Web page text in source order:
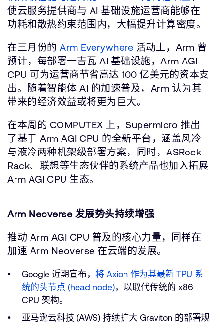
使云服务提供商与 AI 基础设施运营商能够在
功耗和散热约束范围内，大幅提升计算密度。
在三月份的 Arm Everywhere 活动上，Arm 曾
预计，每部署一吉瓦 AI 基础设施，Arm AGI
CPU 可为运营商节省高达 100 亿美元的资本支
出。随着智能体 AI 的加速普及，Arm 认为其
带来的经济效益或将更为巨大。
在本周的 COMPUTEX 上，Supermicro 推出
了基于 Arm AGI CPU 的全新平台，涵盖风冷
与液冷两种机架级部署方案，同时，ASRock
Rack、联想等生态伙伴的系统产品也加入拓展
Arm AGI CPU 生态。
Arm Neoverse 发展势头持续增强
推动 Arm AGI CPU 普及的核心力量，同样在
加速 Arm Neoverse 在云端的发展。
Google 近期宣布， 将 Axion 作为其最新 TPU 系
统的头节点 (head node)，以取代传统的 x86
CPU 架构。
亚马逊云科技 (AWS) 持续扩大 Graviton 的部署规